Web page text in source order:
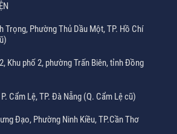
Trọng, Phường Thủ Dầu Một, TP. Hồ Chí
Khu phố 2, phường Trấn Biên, tỉnh Đồng
Cẩm Lệ, TP. Đà Nẵng (Q. Cẩm Lệ cũ)
Đạo, Phường Ninh Kiều, TP.Cần Thơ